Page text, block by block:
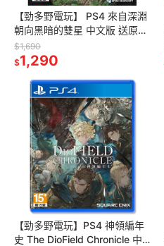
【勁多野電玩】 PS4 來自深淵
朝向黑暗的雙星 中文版 送原創
插圖壓克力畫板
$1,690
$1,290
【勁多野電玩】PS4 神領編年
史 The DioField Chronicle 中